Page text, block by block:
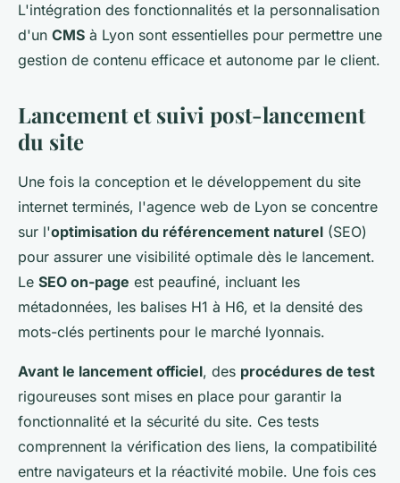
L'intégration des fonctionnalités et la personnalisation
d'un CMS à Lyon sont essentielles pour permettre une
gestion de contenu efficace et autonome par le client.
Lancement et suivi post-lancement
du site
Une fois la conception et le développement du site
internet terminés, l'agence web de Lyon se concentre
sur l'optimisation du référencement naturel (SEO)
pour assurer une visibilité optimale dès le lancement.
Le SEO on-page est peaufiné, incluant les
métadonnées, les balises H1 à H6, et la densité des
mots-clés pertinents pour le marché lyonnais.
Avant le lancement officiel, des procédures de test
rigoureuses sont mises en place pour garantir la
fonctionnalité et la sécurité du site. Ces tests
comprennent la vérification des liens, la compatibilité
entre navigateurs et la réactivité mobile. Une fois ces